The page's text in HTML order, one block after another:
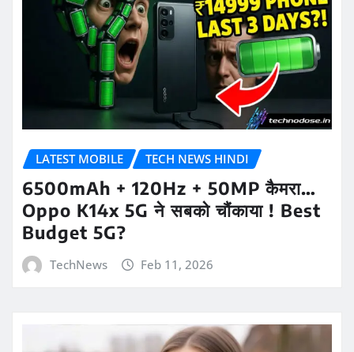
LATEST MOBILE TECH NEWS HINDI
6500mAh + 120Hz + 50MP कैमरा…
Oppo K14x 5G ने सबको चौंकाया ! Best
Budget 5G?
TechNews Feb 11, 2026